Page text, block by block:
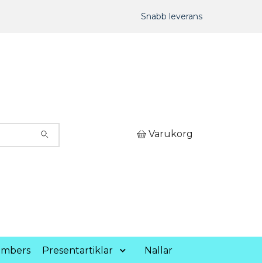
Snabb leverans
Varukorg
Presentartiklar
Nallar